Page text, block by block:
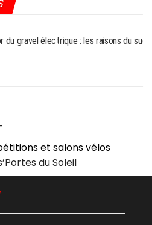
gravel électrique : les raisons du succès
et salons vélos
du Soleil